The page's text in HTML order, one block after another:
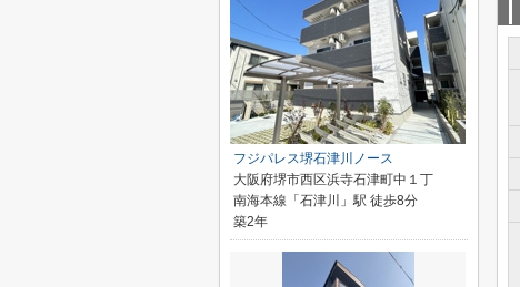
フジパレス堺石津川ノース
大阪府堺市西区浜寺石津町中１丁
南海本線「石津川」駅 徒歩8分
築2年